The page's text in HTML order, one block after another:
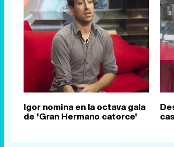
Igor nomina en la octava gala
de 'Gran Hermano catorce'